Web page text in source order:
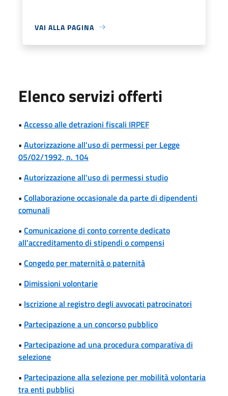
VAI ALLA PAGINA
Elenco servizi offerti
• Accesso alle detrazioni fiscali IRPEF
• Autorizzazione all'uso di permessi per Legge
05/02/1992, n. 104
• Autorizzazione all'uso di permessi studio
• Collaborazione occasionale da parte di dipendenti
comunali
• Comunicazione di conto corrente dedicato
all'accreditamento di stipendi o compensi
• Congedo per maternità o paternità
• Dimissioni volontarie
• Iscrizione al registro degli avvocati patrocinatori
• Partecipazione a un concorso pubblico
• Partecipazione ad una procedura comparativa di
selezione
• Partecipazione alla selezione per mobilità volontaria
tra enti pubblici